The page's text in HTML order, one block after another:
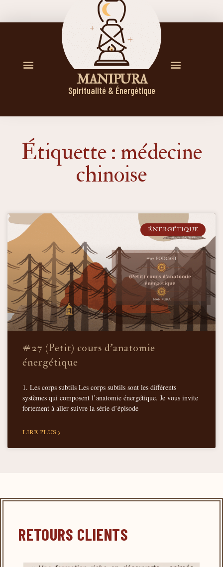
M A N I P U R A
Spiritualité & Énergétique
Étiquette : médecine
chinoise
ÉNERGÉTIQUE
#27 (Petit) cours d’anatomie
énergétique
1. Les corps subtils Les corps subtils sont les différents
systèmes qui composent l’anatomie énergétique. Je vous invite
fortement à aller suivre la série d’épisode
LIRE PLUS >
RETOURS CLIENTS